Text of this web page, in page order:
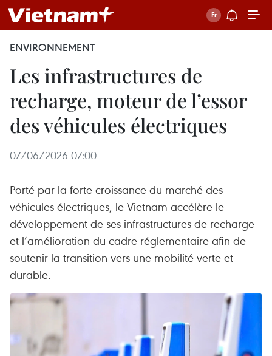
ENVIRONNEMENT
Les infrastructures de
recharge, moteur de l’essor
des véhicules électriques
07/06/2026 07:00
Porté par la forte croissance du marché des
véhicules électriques, le Vietnam accélère le
développement de ses infrastructures de recharge
et l’amélioration du cadre réglementaire afin de
soutenir la transition vers une mobilité verte et
durable.